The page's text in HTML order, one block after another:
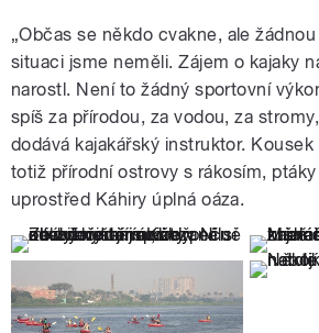
„Občas se někdo cvakne, ale
situaci jsme neměli. Zájem o kajaky
narostl. Není to žádný sportovní
spíš za přírodou, za vodou, za
dodává kajakářský instruktor.
totiž přírodní ostrovy s rákosím,
uprostřed Káhiry úplná oáza.